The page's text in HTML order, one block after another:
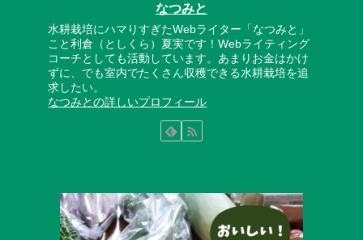
なつみと
水耕栽培にハマりすぎたWebライター「なつみと」
こと利倉（としくら）夏実です！Webライティング
コーチとしても活動しています。あまりお金はかけ
ずに、でも室内でたくさん収穫できる水耕栽培を追
求したい。
なつみとの詳しいプロフィール